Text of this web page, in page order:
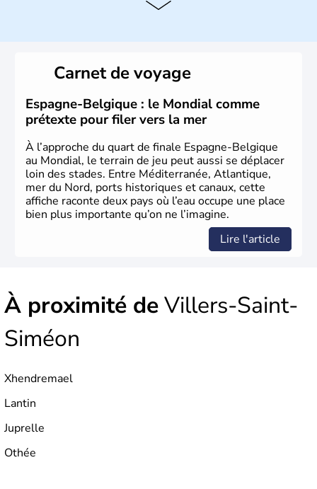
effectuée par Jules César : les Gaulois, les Aquitains et
les Belges. Décrite comme la nation la plus brave par le
général romain, la Belgique a été divisée en deux pays
jusqu'en 1795 : les Pays-Bas du Sud et la principauté de
Liège. Il faut attendre jusqu'en 1980 pour qu'elle
devienne un Etat fédéral reconnu par la constitution de
1993.
Carnet de voyage
Espagne-Belgique : le Mondial comme
prétexte pour filer vers la mer
À l’approche du quart de finale Espagne-Belgique
au Mondial, le terrain de jeu peut aussi se déplacer
loin des stades. Entre Méditerranée, Atlantique,
mer du Nord, ports historiques et canaux, cette
affiche raconte deux pays où l’eau occupe une place
bien plus importante qu’on ne l’imagine.
Lire l'article
À proximité deVillers-Saint-
Siméon
Xhendremael
Lantin
Juprelle
Othée